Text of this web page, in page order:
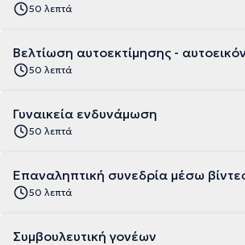
50 λεπτά
Βελτίωση αυτοεκτίμησης -
50 λεπτά
Γυναικεία ενδυνάμωση
50 λεπτά
Επαναληπτική συνεδρία μέσω
50 λεπτά
Συμβουλευτική γονέων